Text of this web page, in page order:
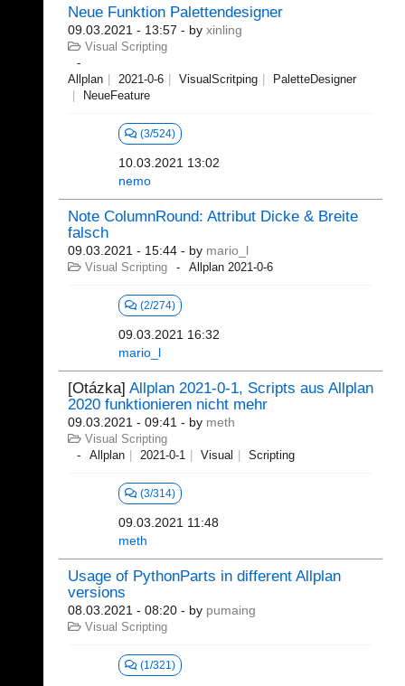
Neue Funktion Palettendesigner
09.03.2021 - 13:57 - by xinling
Visual Scripting
Allplan 2021-0-6 VisualScritping
PaletteDesigner
NeueFeature
(3/524)
10.03.2021 13:02
nemo
Note ColumnRound: Attribut Dicke & Breite
falsch
09.03.2021 - 15:44 - by mario_l
Visual Scripting Allplan 2021-0-6
(2/274)
09.03.2021 16:32
mario_l
[Otázka] Allplan 2021-0-1, Scripts aus Allplan
2020 funktionieren nicht mehr
09.03.2021 - 09:41 - by meth
Visual Scripting
Allplan
2021-0-1 Visual Scripting
(3/314)
09.03.2021 11:48
meth
Usage of PythonParts in different Allplan
versions
08.03.2021 - 08:20 - by pumaing
Visual Scripting
(1/321)